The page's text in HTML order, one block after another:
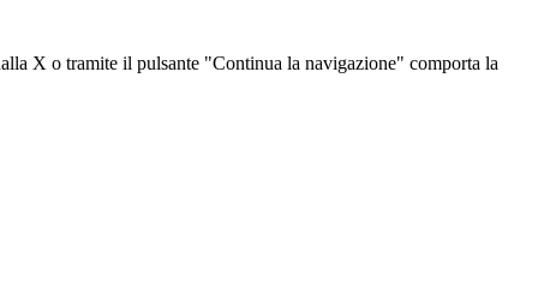
X o tramite il pulsante "Continua la navigazione" comporta la